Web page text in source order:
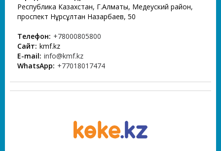
Республика Казахстан, Г.Алматы, Медеуский район,
проспект Нұрсұлтан Назарбаев, 50
Телефон: +78000805800
Сайт: kmf.kz
E-mail: info@kmf.kz
WhatsApp: +77018017474